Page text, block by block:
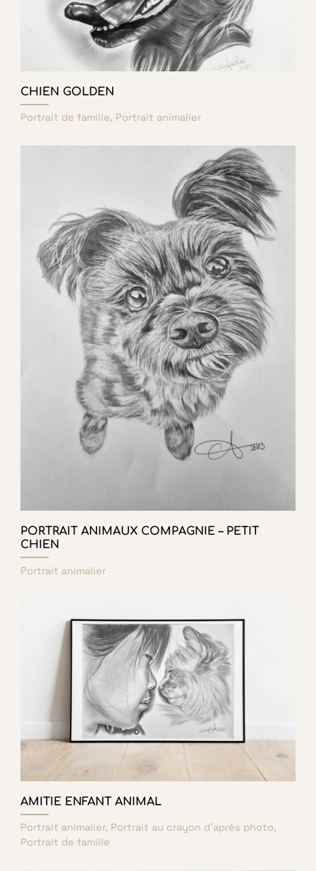
CHIEN GOLDEN
Portrait de famille, Portrait animalier
PORTRAIT ANIMAUX COMPAGNIE – PETIT
CHIEN
Portrait animalier
AMITIE ENFANT ANIMAL
Portrait animalier, Portrait au crayon d'après photo,
Portrait de famille